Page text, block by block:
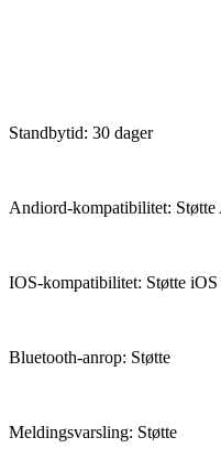
Standbytid: 30 dager
Andiord-kompatibilitet:
IOS-kompatibilitet: Støtte iOS
Bluetooth-anrop: Støtte
Meldingsvarsling: Støtte